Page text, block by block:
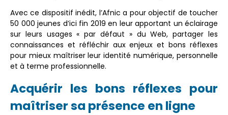
Avec ce dispositif inédit, l’Afnic a pour objectif de toucher
50 000 jeunes d’ici fin 2019 en leur apportant un éclairage
sur leurs usages « par défaut » du Web, partager les
connaissances et réfléchir aux enjeux et bons réflexes
pour mieux maîtriser leur identité numérique, personnelle
et à terme professionnelle.
Acquérir les bons réflexes pour
maîtriser sa présence en ligne